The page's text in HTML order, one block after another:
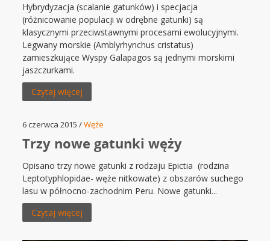
Hybrydyzacja (scalanie gatunków) i specjacja
(różnicowanie populacji w odrębne gatunki) są
klasycznymi przeciwstawnymi procesami ewolucyjnymi.
Legwany morskie (Amblyrhynchus cristatus)
zamieszkujące Wyspy Galapagos są jednymi morskimi
jaszczurkami.
Czytaj więcej
6 czerwca 2015 /Węże
Trzy nowe gatunki węży
Opisano trzy nowe gatunki z rodzaju Epictia (rodzina
Leptotyphlopidae- węże nitkowate) z obszarów suchego
lasu w północno-zachodnim Peru. Nowe gatunki...
Czytaj więcej